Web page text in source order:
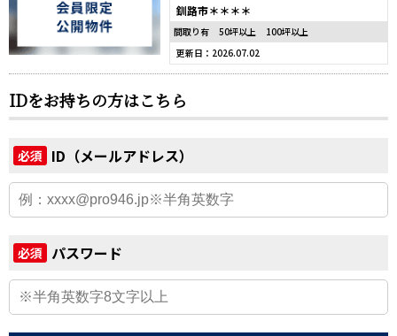
釧路市＊＊＊＊
間取り有 50坪以上
100坪以上
更新日：2026.07.02
IDをお持ちの方はこちら
必須 ID（メールアドレス）
必須 パスワード